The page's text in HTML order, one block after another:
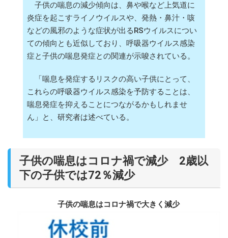
子供の喘息の減少傾向は、鼻や喉など上気道に
炎症を起こすライノウイルスや、発熱・鼻汁・咳
などの風邪のような症状が出るRSウイルスについ
ての傾向とも近似しており、呼吸器ウイルス感染
症と子供の喘息発症との関連が示唆されている。
「喘息を発症するリスクの高い子供にとって、
これらの呼吸器ウイルス感染を予防することは、
喘息発症を抑えることにつながるかもしれませ
ん」と、研究者は述べている。
子供の喘息はコロナ禍で減少 2歳以
下の子供では72％減少
子供の喘息はコロナ禍で大きく減少